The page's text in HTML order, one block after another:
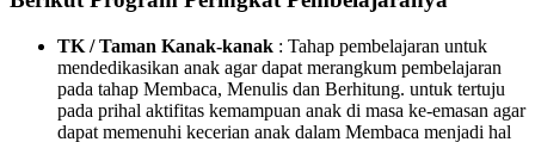
TK / Taman Kanak-kanak : Tahap pembelajaran untuk
mendedikasikan anak agar dapat merangkum pembelajaran
pada tahap Membaca, Menulis dan Berhitung. untuk tertuju
pada prihal aktifitas kemampuan anak di masa ke-emasan agar
dapat memenuhi kecerian anak dalam Membaca menjadi hal